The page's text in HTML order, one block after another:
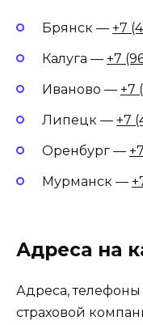
Брянск — +7
Калуга — +7
Иваново — +7
Липецк — +7
Оренбург —
Мурманск —
Адреса на
Адреса,
страховой